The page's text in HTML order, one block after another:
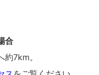
合
7km。